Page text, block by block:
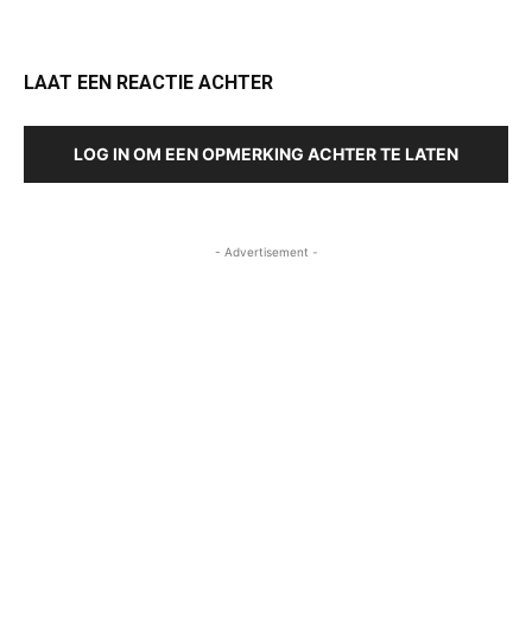
LAAT EEN REACTIE ACHTER
LOG IN OM EEN OPMERKING ACHTER TE LATEN
- Advertisement -